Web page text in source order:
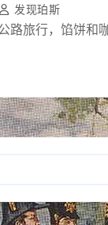
发现珀斯
路旅行，馅饼和